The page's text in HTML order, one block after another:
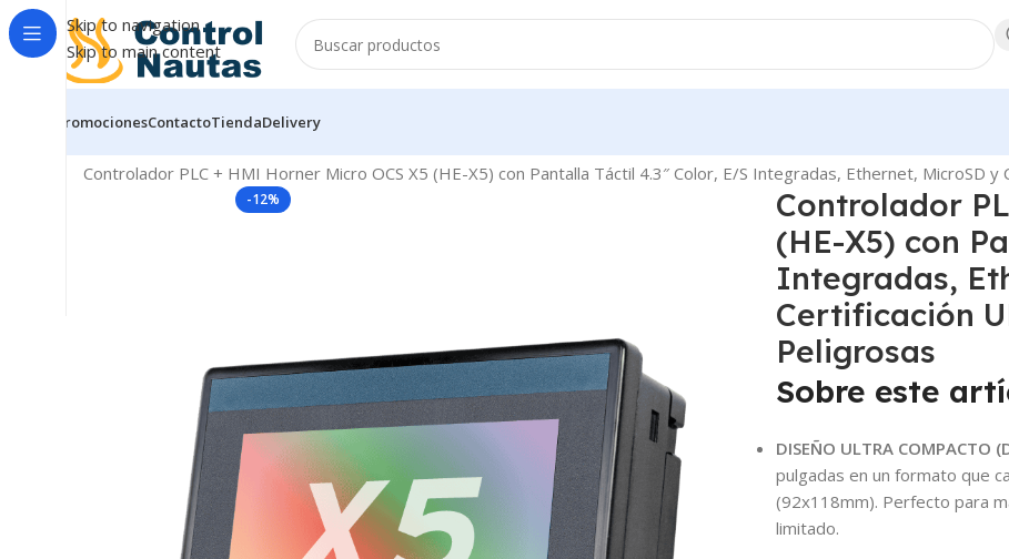
Skip to navigation
Skip to main content
PromocionesContactoTiendaDelivery
Controlador PLC + HMI Horner Micro OCS X5 (HE-X5) con Pantalla Táctil 4.3″ Color, E/S Integradas, Ethernet, MicroSD
-12%
Controlador
(HE-X5) con
Integradas,
Certificación
Peligrosas
Sobre este
DISEÑO ULTRA COMPACTO
pulgadas en un formato que
(92x118mm). Perfecto para
limitado.